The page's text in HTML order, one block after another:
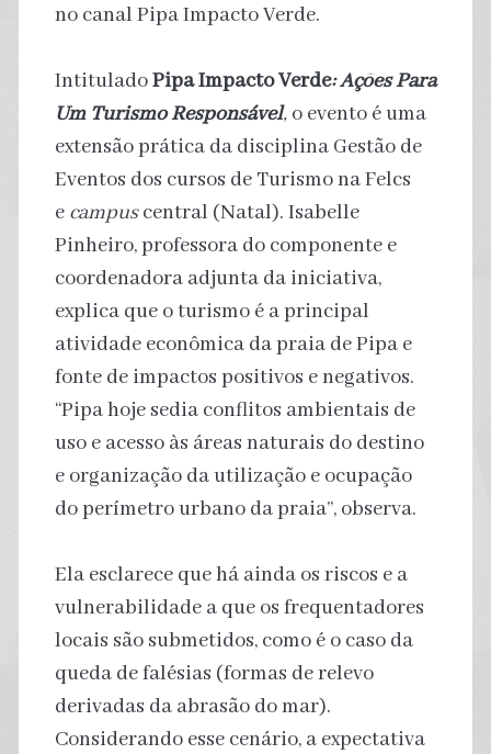
no canal Pipa Impacto Verde.
IntituladoPipa Impacto Verde: Ações Para
Um Turismo Responsável, o evento é uma
extensão prática da disciplina Gestão de
Eventos dos cursos de Turismo na Felcs
e campuscentral (Natal). Isabelle
Pinheiro, professora do componente e
coordenadora adjunta da iniciativa,
explica que o turismo é a principal
atividade econômica da praia de Pipa e
fonte de impactos positivos e negativos.
“Pipa hoje sedia conflitos ambientais de
uso e acesso às áreas naturais do destino
e organização da utilização e ocupação
do perímetro urbano da praia”, observa.
Ela esclarece que há ainda os riscos e a
vulnerabilidade a que os frequentadores
locais são submetidos, como é o caso da
queda de falésias (formas de relevo
derivadas da abrasão do mar).
Considerando esse cenário, a expectativa